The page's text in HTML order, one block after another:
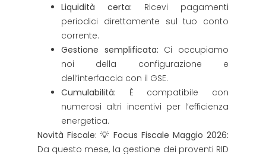
Liquidità certa: Ricevi pagamenti
periodici direttamente sul tuo conto
corrente.
Gestione semplificata: Ci occupiamo
noi della configurazione e
dell’interfaccia con il GSE.
Cumulabilità: È compatibile con
numerosi altri incentivi per l’efficienza
energetica.
Novità Fiscale: 💡Focus Fiscale Maggio 2026:
Da questo mese, la gestione dei proventi RID